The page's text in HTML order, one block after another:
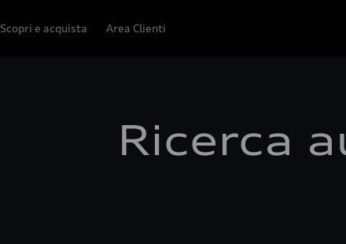
Scopri e acquista Area Clienti
Ricerca